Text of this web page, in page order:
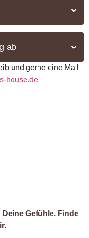
ab
und gerne eine Mail
house.de
Gefühle. Finde